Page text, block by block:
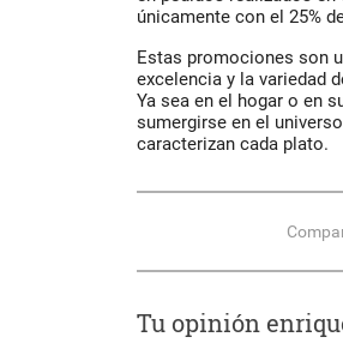
únicamente con el 25%
Estas promociones son
excelencia y la variedad
Ya sea en el hogar o en
sumergirse en el
caracterizan cada plato.
Tu opinión